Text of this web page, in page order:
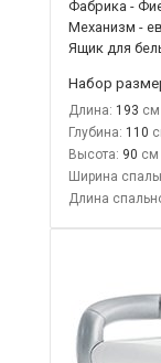
Фабрика -
Механизм -
Ящик для
Набор
Длина: 193
Глубина: 110
Высота: 90
Ширина
Длина